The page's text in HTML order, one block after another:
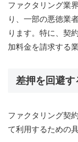
ファクタリング業
り、一部の悪徳業
ります。特に、契
加料金を請求する
差押を回避す
ファクタリング契
て利用するための